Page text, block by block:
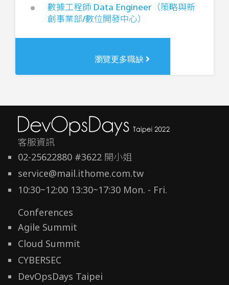
數據工程師 Data Engineer（策略與新
創事業部/數位開發中心）
瀏覽更多職缺
客服資訊
02-25622880 #3622 開小姐
service@mail.ithome.com.tw
10:30~12:00 13:30~17:30 Mon. - Fri.
Conferences
Agile Summit
Cloud Summit
CYBERSEC
DevOpsDays Taipei